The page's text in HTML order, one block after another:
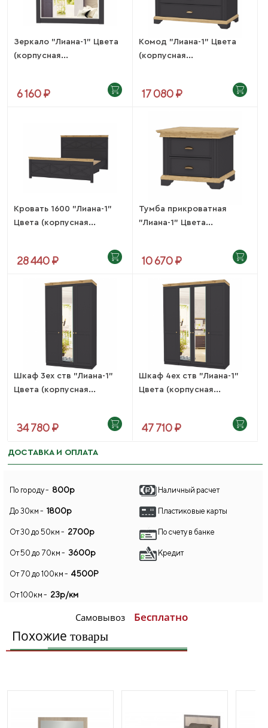
Зеркало "Лиана-1" Цвета
(корпусная...
6 160 ₽
Комод "Лиана-1" Цвета
(корпусная...
17 080 ₽
Кровать 1600 "Лиана-1"
Цвета (корпусная...
28 440 ₽
Тумба прикроватная
"Лиана-1" Цвета...
10 670 ₽
Шкаф 3ех ств "Лиана-1"
Цвета (корпусная...
34 780 ₽
Шкаф 4ех ств "Лиана-1"
Цвета (корпусная...
47 710 ₽
ДОСТАВКА И ОПЛАТА
По городу - 800р
До 30км - 1800р
От 30 до 50км - 2700р
От 50 до 70км - 3600р
От 70 до 100км - 4500Р
От 100км - 23р/км
Самовывоз Бесплатно
Наличный расчет
Пластиковые карты
По счету в банке
Кредит
Похожие товары